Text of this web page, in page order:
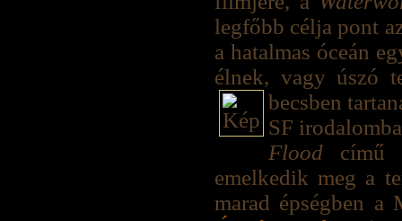
legfőbb célja pont
a hatalmas óceán
élnek, vagy úszó
becsben
SF
Flood című
emelkedik meg a
marad épségben a